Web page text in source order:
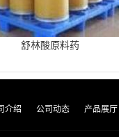
舒林酸原料药
介绍 公司动态 产品展厅